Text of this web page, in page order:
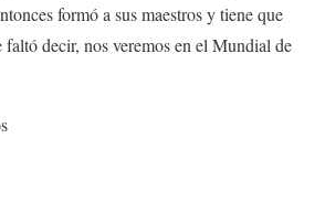
formó a sus maestros y tiene que
decir, nos veremos en el Mundial de